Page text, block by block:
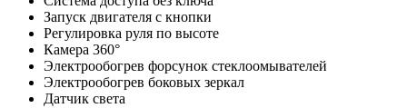
Запуск двигателя с кнопки
Регулировка руля по высоте
Камера 360°
Электрообогрев форсунок стеклоомывателей
Электрообогрев боковых зеркал
Датчик света